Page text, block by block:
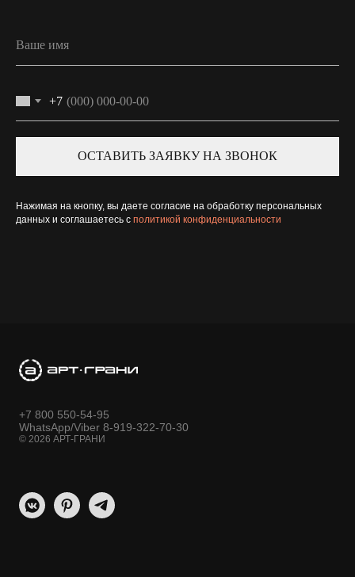
+7
ОСТАВИТЬ ЗАЯВКУ НА ЗВОНОК
Нажимая на кнопку, вы даете согласие на обработку персональных
данных и соглашаетесь c политикой конфиденциальности
+7 800 550-54-95
WhatsApp/Viber 8-919-322-70-30
© 2026 АРТ-ГРАНИ